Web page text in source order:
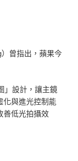
曾指出，蘋果今
」設計，讓主鏡
化與進光控制能
善低光拍攝效